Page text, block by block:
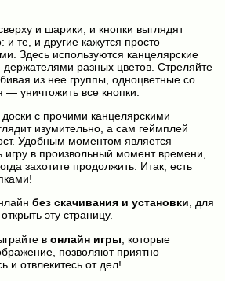
и шарики, и кнопки выглядят
те, и другие кажутся просто
Здесь используются канцелярские
держателями разных цветов. Стреляйте
из нее группы, одноцветные со
уничтожить все кнопки.
с прочими канцелярскими
изумительно, а сам геймплей
Удобным моментом является
игру в произвольный момент времени,
захотите продолжить. Итак, есть
без скачивания и установки, для
эту страницу.
в онлайн игры , которые
позволяют приятно
и отвлекитесь от дел!